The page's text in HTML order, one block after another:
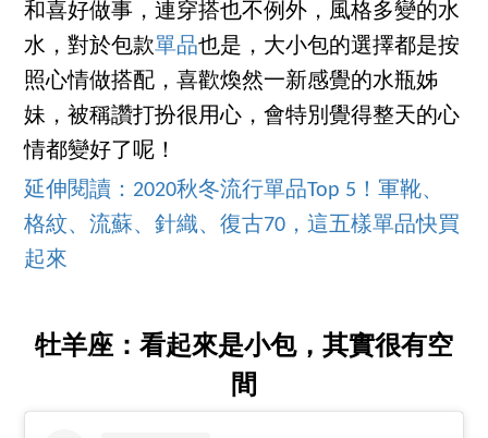
和喜好做事，連穿搭也不例外，風格多變的水
水，對於包款單品也是，大小包的選擇都是按
照心情做搭配，喜歡煥然一新感覺的水瓶姊
妹，被稱讚打扮很用心，會特別覺得整天的心
情都變好了呢！
延伸閱讀：2020秋冬流行單品Top 5！軍靴、
格紋、流蘇、針織、復古70，這五樣單品快買
起來
牡羊座：看起來是小包，其實很有空
間